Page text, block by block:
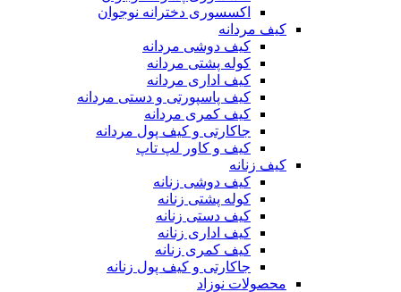
اکسسوری دخترانه نوجوان
کیف مردانه
کیف دوشی مردانه
کوله پشتی مردانه
کیف اداری مردانه
کیف پاسپورتی و دستی مردانه
کیف کمری مردانه
جاکارتی و کیف پول مردانه
کیف و کاور لپ تاپ
کیف زنانه
کیف دوشی زنانه
کوله پشتی زنانه
کیف دستی زنانه
کیف اداری زنانه
کیف کمری زنانه
جاکارتی و کیف پول زنانه
محصولات نوزاد